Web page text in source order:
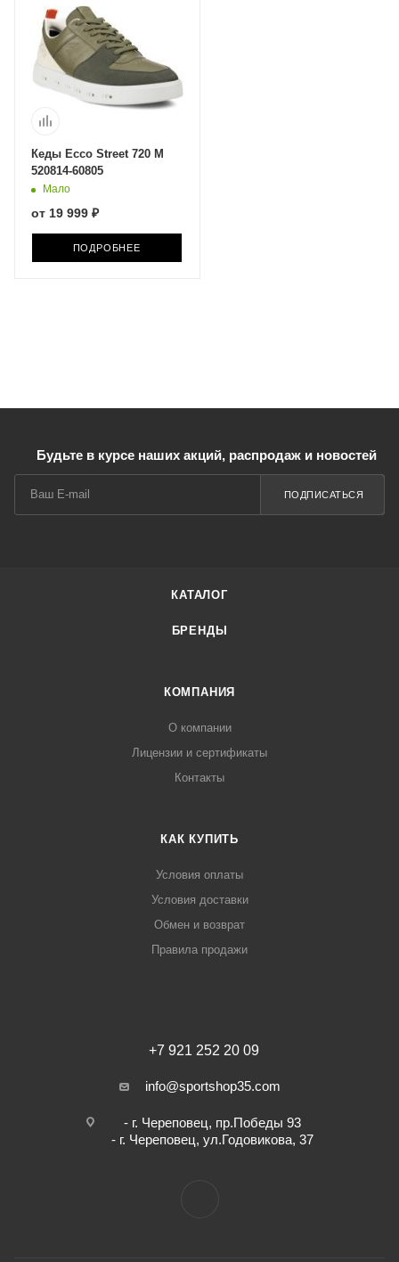
Кеды Ecco Street 720 M
520814-60805
Мало
от 19 999 ₽
ПОДРОБНЕЕ
Будьте в курсе наших акций, распродаж и новостей
ПОДПИСАТЬСЯ
КАТАЛОГ
БРЕНДЫ
КОМПАНИЯ
О компании
Лицензии и сертификаты
Контакты
КАК КУПИТЬ
Условия оплаты
Условия доставки
Обмен и возврат
Правила продажи
+7 921 252 20 09
info@sportshop35.com
- г. Череповец, пр.Победы 93
- г. Череповец, ул.Годовикова, 37